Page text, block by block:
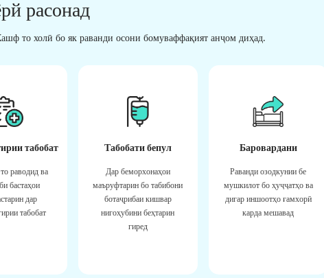
расонад
то холӣ бо як раванди осони бомуваффақият анҷом диҳад.
табобат
раводид ва
бастаҳои
дар
табобат
Табобати бепул
Дар беморхонаҳои
маъруфтарин бо табибони
ботаҷрибаи кишвар
нигоҳубини беҳтарин
гиред
Баровардани
Раванди озодкунии бе
мушкилот бо ҳуҷҷатҳо ва
дигар иншоотҳо ғамхорӣ
карда мешавад